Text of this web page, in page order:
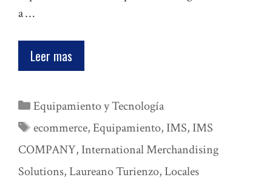
a …
Leer mas
Categorías
Equipamiento y Tecnología
Etiquetas
ecommerce,Equipamiento, IMS, IMS
COMPANY, International Merchandising
Solutions,Laureano Turienzo,Locales